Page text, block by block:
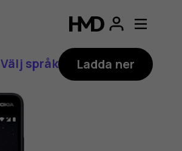
Välj språk Ladda ner